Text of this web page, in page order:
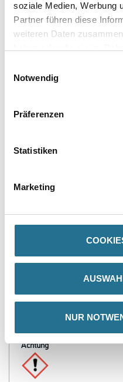
soziale Medien, Werbung
Partner führen diese
weiteren Daten
Notwendig
Präferenzen
Statistiken
Marketing
NUR
Umrechnungsfaktoren
Zur Farbauswahl für
Untere Temperaturgrenze
Verarbeitungszeit
oberflächentrocken und
Achtung